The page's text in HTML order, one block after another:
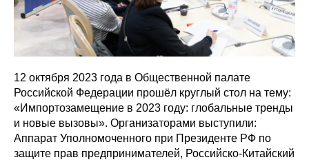
12 октября 2023 года в Общественной палате
Российской Федерации прошёл круглый стол на тему:
«Импортозамещение в 2023 году: глобальные тренды
и новые вызовы». Организаторами выступили:
Аппарат Уполномоченного при Президенте РФ по
защите прав предпринимателей, Российско-Китайский